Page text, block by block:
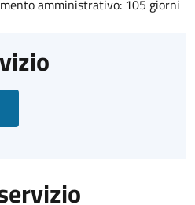
amministrativo: 105 giorni